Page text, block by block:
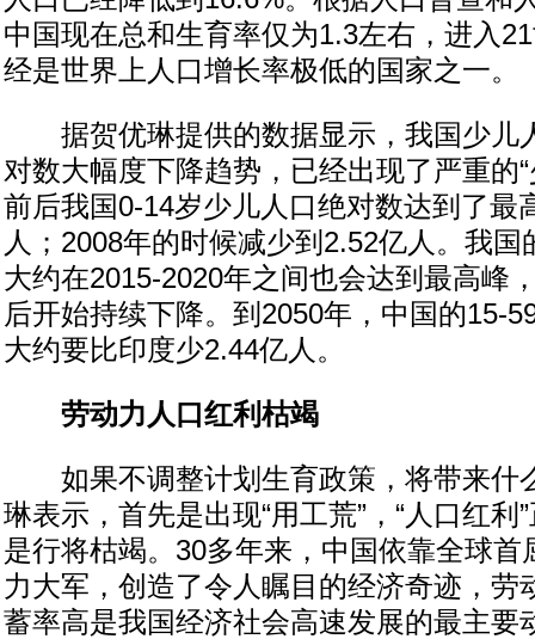
中国现在总和生育率仅为1.3左右，进入
经是世界上人口增长率极低的国家之一。
据贺优琳提供的数据显示，我国少儿
对数大幅度下降趋势，已经出现了严重的
前后我国0-14岁少儿人口绝对数达到了最
人；2008年的时候减少到2.52亿人。我国
大约在2015-2020年之间也会达到最高峰
后开始持续下降。到2050年，中国的15-
大约要比印度少2.44亿人。
劳动力人口红利枯竭
如果不调整计划生育政策，将带来什
琳表示，首先是出现“用工荒”，“人口红利
是行将枯竭。30多年来，中国依靠全球首
力大军，创造了令人瞩目的经济奇迹，劳
蓄率高是我国经济社会高速发展的最主要